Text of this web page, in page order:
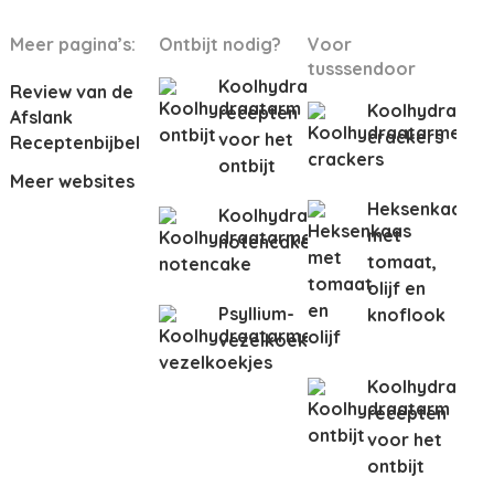
Meer pagina’s:
Review van de
Afslank
Receptenbijbel
Meer websites
Ontbijt nodig?
Koolhydraatarme
recepten
voor het
ontbijt
Koolhydraatarme
notencake
Psyllium-
vezelkoeken
Voor
tusssendoor
crackers
Heksenkaas
met
tomaat,
olijf en
knoflook
recepten
voor het
ontbijt